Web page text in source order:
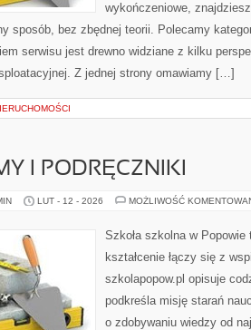
wykończeniowe,
sposób, bez zbędnej teorii. Polecamy
serwisu jest drewno widziane z kilku
Z jednej strony omawiamy […]
I PODRĘCZNIKI
LUT - 12 - 2026 MOŻLIWOŚĆ
Szkoła szkolna w
kształcenie łączy się z
szkolapopow.pl opisuje
podkreśla misję starań
o zdobywaniu wiedzy od